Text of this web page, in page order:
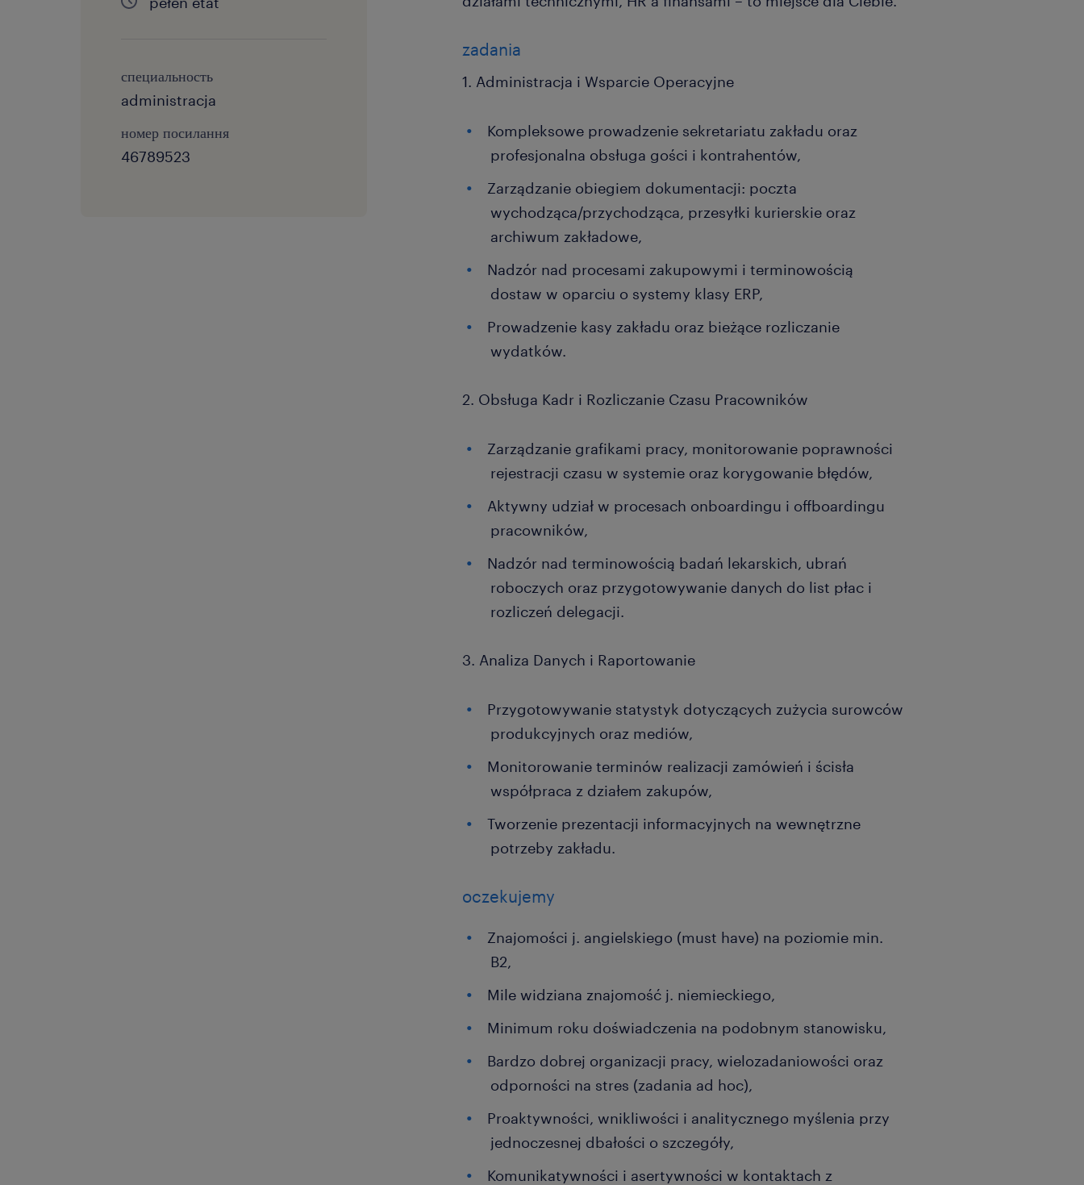
специальность
administracja
номер посилання
46789523
zadania
1. Administracja i Wsparcie Operacyjne
Kompleksowe prowadzenie sekretariatu zakładu oraz
profesjonalna obsługa gości i kontrahentów,
Zarządzanie obiegiem dokumentacji: poczta
wychodząca/przychodząca, przesyłki kurierskie oraz
archiwum zakładowe,
Nadzór nad procesami zakupowymi i terminowością
dostaw w oparciu o systemy klasy ERP,
Prowadzenie kasy zakładu oraz bieżące rozliczanie
wydatków.
2. Obsługa Kadr i Rozliczanie Czasu Pracowników
Zarządzanie grafikami pracy, monitorowanie poprawności
rejestracji czasu w systemie oraz korygowanie błędów,
Aktywny udział w procesach onboardingu i offboardingu
pracowników,
Nadzór nad terminowością badań lekarskich, ubrań
roboczych oraz przygotowywanie danych do list płac i
rozliczeń delegacji.
3. Analiza Danych i Raportowanie
Przygotowywanie statystyk dotyczących zużycia surowców
produkcyjnych oraz mediów,
Monitorowanie terminów realizacji zamówień i ścisła
współpraca z działem zakupów,
Tworzenie prezentacji informacyjnych na wewnętrzne
potrzeby zakładu.
oczekujemy
Znajomości j. angielskiego (must have) na poziomie min.
B2,
Mile widziana znajomość j. niemieckiego,
Minimum roku doświadczenia na podobnym stanowisku,
Bardzo dobrej organizacji pracy, wielozadaniowości oraz
odporności na stres (zadania ad hoc),
Proaktywności, wnikliwości i analitycznego myślenia przy
jednoczesnej dbałości o szczegóły,
Komunikatywności i asertywności w kontaktach z